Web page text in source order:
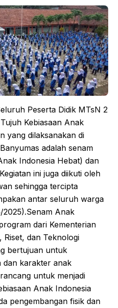
Peserta Didik MTsN 2
Kebiasaan Anak
yang dilaksanakan di
adalah senam
Indonesia Hebat) dan
ini juga diikuti oleh
sehingga tercipta
antar seluruh warga
Anak
dari Kementerian
Riset, dan Teknologi
bertujuan untuk
dan karakter anak
untuk menjadi
Anak Indonesia
pengembangan fisik dan